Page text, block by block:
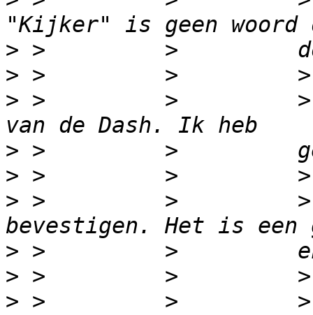
>
>
> >         >         >
>
>
> >         >         >
>
>
> >         >         >